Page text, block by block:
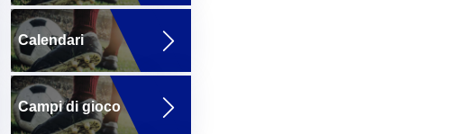
Calendari
Campi di gioco